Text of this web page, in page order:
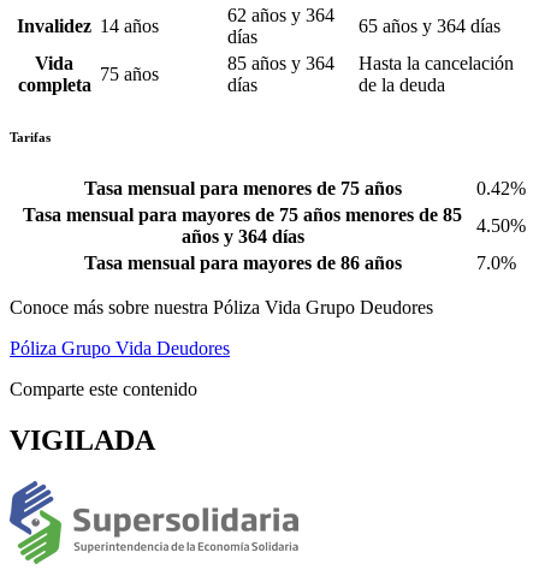
Invalidez 14 años
62 años y 364
días
65 años y 364 días
Vida
completa
75 años
85 años y 364
días
Hasta la cancelación
de la deuda
Tarifas
Tasa mensual para menores de 75 años
0.42%
Tasa mensual para mayores de 75 años menores de 85
años y 364 días
4.50%
Tasa mensual para mayores de 86 años
7.0%
Conoce más sobre nuestra Póliza Vida Grupo Deudores
Póliza Grupo Vida Deudores
Comparte este contenido
VIGILADA